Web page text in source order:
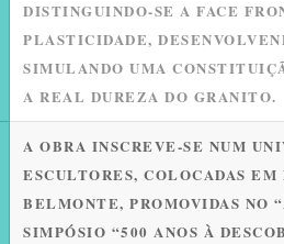
DISTINGUINDO-SE A FACE
PLASTICIDADE,
SIMULANDO UMA
A REAL DUREZA DO GRANITO.
A OBRA INSCREVE-SE NUM
ESCULTORES, COLOCADAS
BELMONTE, PROMOVIDAS NO
SIMPÓSIO “500 ANOS À